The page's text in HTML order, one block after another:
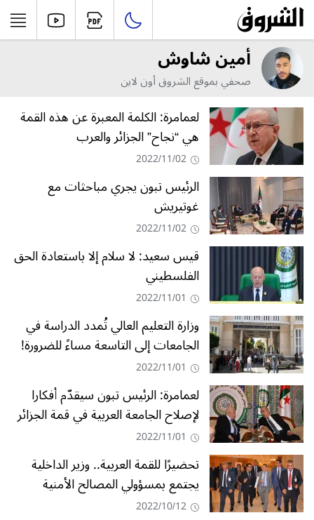
أمين شاوش
صحفي بموقع الشروق أون لاين
لعمامرة: الكلمة المعبرة عن هذه القمة
هي “نجاح” الجزائر والعرب
2022/11/02
الرئيس تبون يجري مباحثات مع
غوتيريش
2022/11/02
قيس سعيد: لا سلام إلا باستعادة الحق
الفلسطيني
2022/11/01
وزارة التعليم العالي تُمدد الدراسة في
الجامعات إلى التاسعة مساءً للضرورة!
2022/11/01
لعمامرة: الرئيس تبون سيقدّم أفكارا
لإصلاح الجامعة العربية في قمة الجزائر
2022/11/01
تحضيرًا للقمة العربية.. وزير الداخلية
يجتمع بمسؤولي المصالح الأمنية
2022/10/12